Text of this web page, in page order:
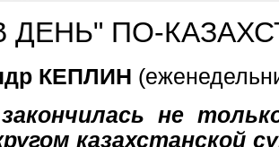
ДЕНЬ" ПО-
КЕПЛИН
не
казахстанской